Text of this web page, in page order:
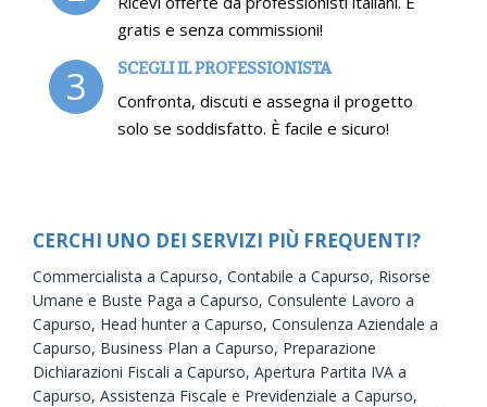
gratis e senza commissioni!
3 SCEGLI IL PROFESSIONISTA
Confronta, discuti e assegna il progetto
solo se soddisfatto. È facile e sicuro!
CERCHI UNO DEI SERVIZI PIÙ FREQUENTI?
Commercialista a Capurso, Contabile a Capurso, Risorse
Umane e Buste Paga a Capurso, Consulente Lavoro a
Capurso, Head hunter a Capurso, Consulenza Aziendale a
Capurso, Business Plan a Capurso, Preparazione
Dichiarazioni Fiscali a Capurso, Apertura Partita IVA a
Capurso, Assistenza Fiscale e Previdenziale a Capurso,